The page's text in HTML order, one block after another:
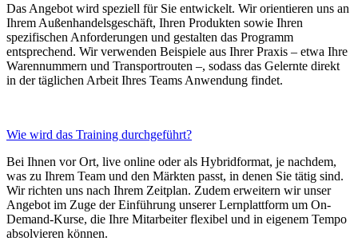
Das Angebot wird speziell für Sie entwickelt. Wir orientieren uns an
Ihrem Außenhandelsgeschäft, Ihren Produkten sowie Ihren
spezifischen Anforderungen und gestalten das Programm
entsprechend. Wir verwenden Beispiele aus Ihrer Praxis – etwa Ihre
Warennummern und Transportrouten –, sodass das Gelernte direkt
in der täglichen Arbeit Ihres Teams Anwendung findet.
Wie wird das Training durchgeführt?
Bei Ihnen vor Ort, live online oder als Hybridformat, je nachdem,
was zu Ihrem Team und den Märkten passt, in denen Sie tätig sind.
Wir richten uns nach Ihrem Zeitplan. Zudem erweitern wir unser
Angebot im Zuge der Einführung unserer Lernplattform um On-
Demand-Kurse, die Ihre Mitarbeiter flexibel und in eigenem Tempo
absolvieren können.